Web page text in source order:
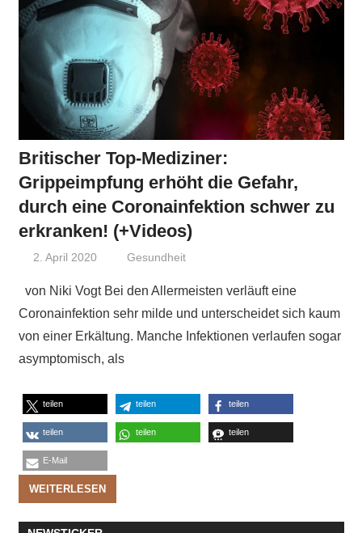
Britischer Top-Mediziner:
Grippeimpfung erhöht die Gefahr,
durch eine Coronainfektion schwer zu
erkranken! (+Videos)
2. April 2020 Niki Vogt
Gesundheit
von Niki Vogt Bei den Allermeisten verläuft eine
Coronainfektion sehr milde und unterscheidet sich kaum
von einer Erkältung. Manche Infektionen verlaufen sogar
asymptomisch, als
teilen teilen teilen
teilen teilen teilen
E-Mail
WEITERLESEN